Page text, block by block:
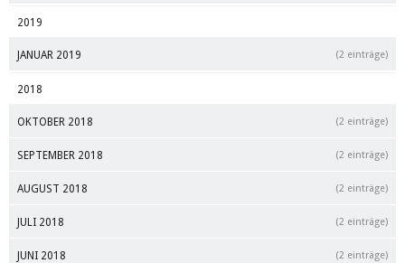
2019
JANUAR 2019 (2 einträge)
2018
OKTOBER 2018 (2 einträge)
SEPTEMBER 2018 (2 einträge)
AUGUST 2018 (2 einträge)
JULI 2018 (2 einträge)
JUNI 2018 (2 einträge)